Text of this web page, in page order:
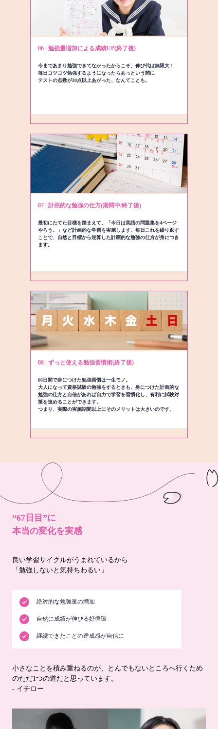
06 | 勉強量増加による成績UP(終了後)
今まであまり勉強できてなかったからこそ、伸び代は無限大！
毎日コツコツ勉強するようになったらあっという間に
テストの点数が20点以上あがった、なんてことも。
07 | 計画的な勉強の仕方(期間中/終了後)
最初にたてた目標を踏まえて、「今日は英語の問題集を4ページ
やろう。」など計画的な学習を実施します。毎日これを繰り返す
ことで、自然と目標から逆算した計画的な勉強の仕方が身につき
ます。
08 | ずっと使える勉強習慣術(終了後)
66日間で身につけた勉強習慣は一生モノ。
大人になって資格試験の勉強をするときも、身につけた計画的な
勉強の仕方と自信があれば自力で学習を習慣化し、有利に試験対
策を進めることができます。
つまり、実際の実施期間以上にそのメリットは大きいのです。
“67日目”に
本当の変化を実感
良い学習サイクルがうまれているから
「勉強しないと気持ちわるい」
絶対的な勉強量の増加
自然に成績が伸びる好循環
継続できたことの達成感が自信に
小さなことを積み重ねるのが、とんでもないところへ行くため
のただ1つの道だと思っています。
- イチロー